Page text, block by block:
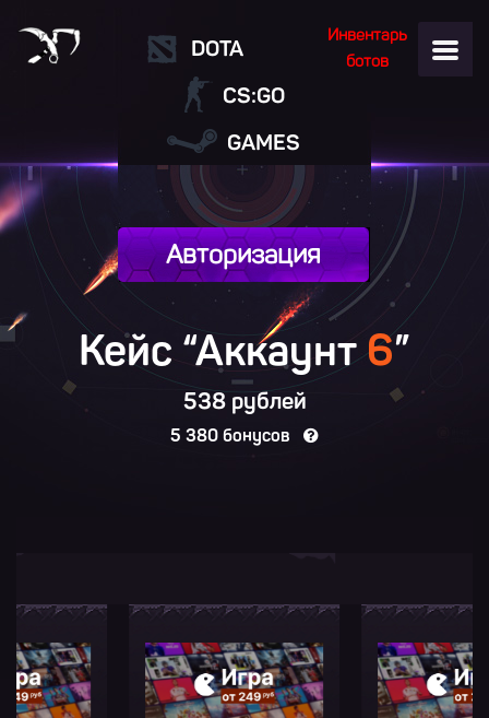
Инвентарь
ботов
DOTA
CS:GO
GAMES
Авторизация
Кейс “Аккаунт6”
538 рублей
5 380 бонусов